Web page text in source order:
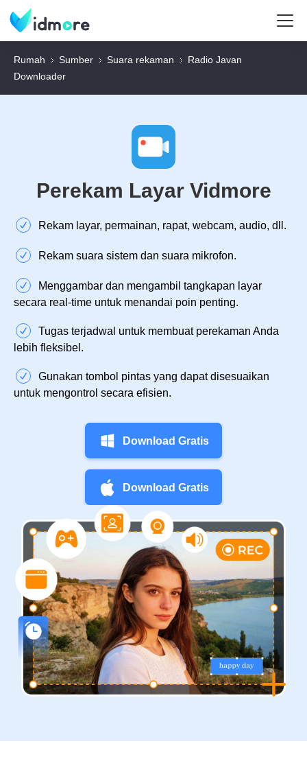
Rumah Sumber Suara rekaman
Radio Javan
Downloader
Perekam Layar Vidmore
Rekam layar, permainan, rapat, webcam, audio, dll.
Rekam suara sistem dan suara mikrofon.
Menggambar dan mengambil tangkapan layar
secara real-time untuk menandai poin penting.
Tugas terjadwal untuk membuat perekaman Anda
lebih fleksibel.
Gunakan tombol pintas yang dapat disesuaikan
untuk mengontrol secara efisien.
Download Gratis
Download Gratis